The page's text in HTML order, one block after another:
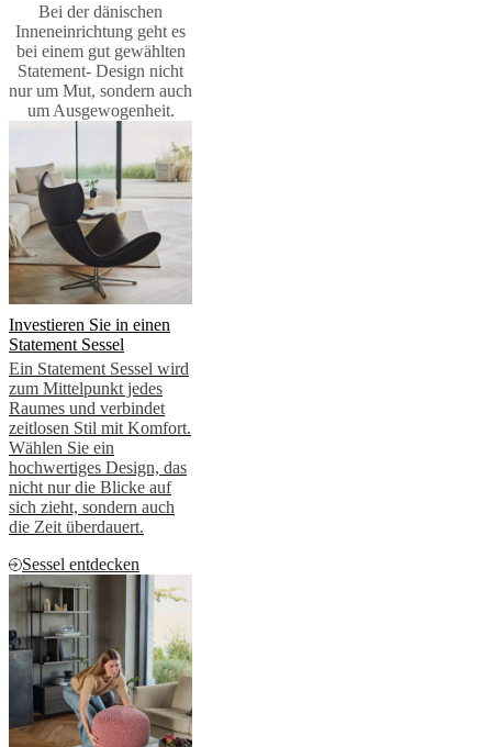
Bei der dänischen
Inneneinrichtung geht es
bei einem gut gewählten
Statement- Design nicht
nur um Mut, sondern auch
um Ausgewogenheit.
Investieren Sie in einen
Statement Sessel
Ein Statement Sessel wird
zum Mittelpunkt jedes
Raumes und verbindet
zeitlosen Stil mit Komfort.
Wählen Sie ein
hochwertiges Design, das
nicht nur die Blicke auf
sich zieht, sondern auch
die Zeit überdauert.
Sessel entdecken